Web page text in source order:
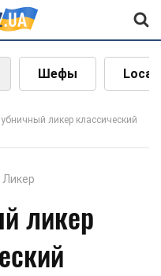
Шефы Local
ликер классический
Ликер
ликер